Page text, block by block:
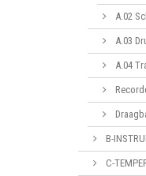
A.02
A.03
A.04
B-
C-